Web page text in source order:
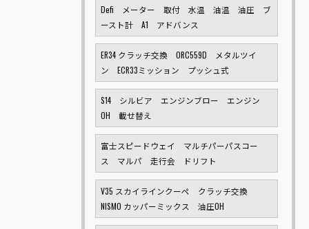
Defi メーター 取付 水温 油温 油圧 ブ
ースト計 A1 アドバンス
ER34 クラッチ交換 ORC559D メタルツイ
ン ECR33ミッション プッシュ式
S14 シルビア エンジンブロー エンジン
OH 載せ替え
富士スピードウェイ マルチパーパスコー
ス マルパ 走行会 ドリフト
V35 スカイラインクーペ クラッチ交換
NISMO カッパーミックス 油圧OH